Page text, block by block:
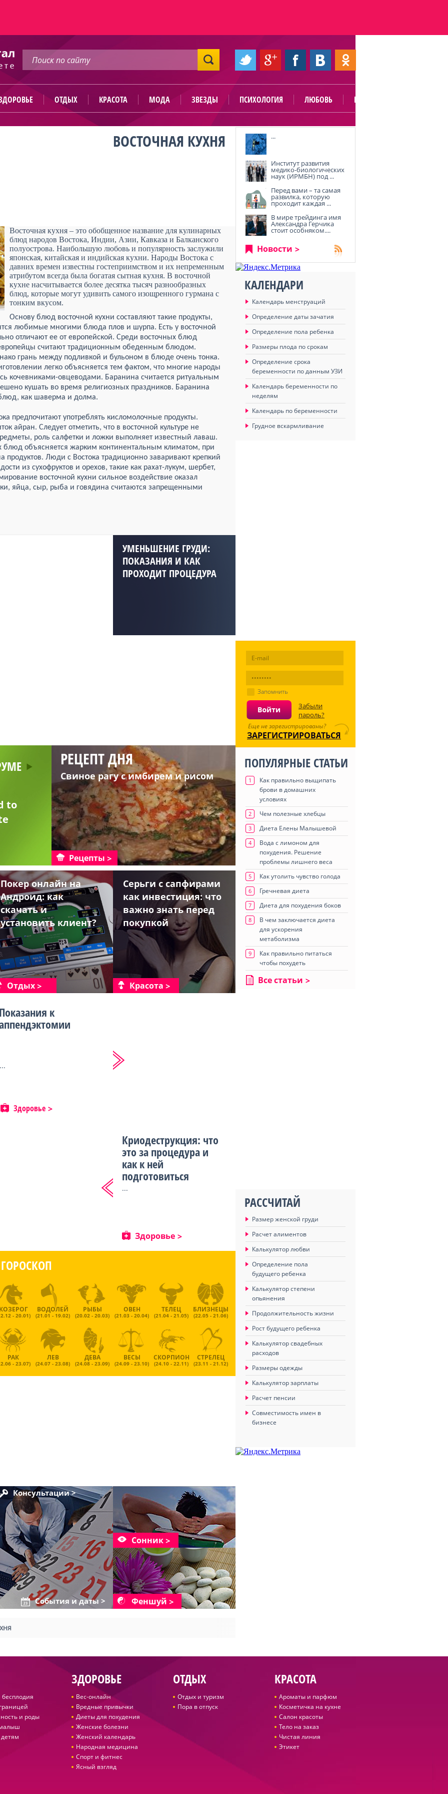
ОТДЫХ КРАСОТА МОДА ЗВЕЗДЫ ПСИХОЛОГИЯ ЛЮБОВЬ ПОЛЕЗНО
ВОСТОЧНАЯ КУХНЯ
Восточная кухня – это обобщенное название для кулинарных
блюд народов Востока, Индии, Азии, Кавказа и Балканского
полуострова. Наибольшую любовь и популярность заслужили
японская, китайская и индийская кухни. Народы Востока с
давних времен известны гостеприимством и их непременным
атрибутом всегда была богатая сытная кухня. В восточной
кухне насчитывается более десятка тысяч разнообразных
блюд, которые могут удивить самого изощренного гурмана с
тонким вкусом.
Основу блюд восточной кухни составляют такие продукты,
любимые многими блюда плов и шурпа. Есть у восточной
отличают ее от европейской. Среди восточных блюд
европейцы считают традиционным обеденным блюдом.
грань между подливкой и бульоном в блюде очень тонка.
легко объясняется тем фактом, что многие народы
кочевниками-овцеводами. Баранина считается ритуальным
кушать во время религиозных праздников. Баранина
как шаверма и долма.
предпочитают употреблять кисломолочные продукты.
айран. Следует отметить, что в восточной культуре не
роль салфетки и ложки выполняет известный лаваш.
блюд объясняется жарким континентальным климатом, при
продуктов. Люди с Востока традиционно заваривают крепкий
из сухофруктов и орехов, такие как рахат-лукум, шербет,
восточной кухни сильное воздействие оказал
яйца, сыр, рыба и говядина считаются запрещенными
УМЕНЬШЕНИЕ ГРУДИ:
ПОКАЗАНИЯ И КАК
ПРОХОДИТ ПРОЦЕДУРА
to
РЕЦЕПТ ДНЯ
Свиное рагу с имбирем и рисом
Рецепты
Покер онлайн на
Андроид: как
скачать и
установить клиент?
Отдых
Серьги с сапфирами
как инвестиция: что
важно знать перед
покупкой
Красота
к
...
Здоровье
Криодеструкция: что
это за процедура и
как к ней
подготовиться
...
Здоровье
ГОРОСКОП
- 20.01)
ВОДОЛЕЙ
(21.01 - 19.02)
РЫБЫ
(20.02 - 20.03)
ОВЕН
(21.03 - 20.04)
ТЕЛЕЦ
(21.04 - 21.05)
БЛИЗНЕЦЫ
(22.05 - 21.06)
РАК
- 23.07)
ЛЕВ
(24.07 - 23.08)
ДЕВА
(24.08 - 23.09)
ВЕСЫ
(24.09 - 23.10)
СКОРПИОН
(24.10 - 22.11)
СТРЕЛЕЦ
(23.11 - 21.12)
Консультации >
События и даты >
Сонник
Феншуй
...
Институт развития
медико-биологических
наук (ИРМБН) под ...
Перед вами – та самая
развилка, которую
проходит каждая ...
В мире трейдинга имя
Александра Герчика
стоит особняком....
Новости
КАЛЕНДАРИ
Календарь менструаций
Определение даты зачатия
Определение пола ребенка
Размеры плода по срокам
Определение срока
беременности по данным УЗИ
Календарь беременности по
неделям
Календарь по беременности
Грудное вскармливание
Запомнить
Забыли
пароль?
Еще не зарегистрированы?
ЗАРЕГИСТРИРОВАТЬСЯ
ПОПУЛЯРНЫЕ СТАТЬИ
1
Как правильно выщипать
брови в домашних
условиях
2 Чем полезные хлебцы
3 Диета Елены Малышевой
4
Вода с лимоном для
похудения. Решение
проблемы лишнего веса
5 Как утолить чувство голода
6 Гречневая диета
7 Диета для похудения боков
8
В чем заключается диета
для ускорения
метаболизма
9
Как правильно питаться
чтобы похудеть
Все статьи
РАССЧИТАЙ
Размер женской груди
Расчет алиментов
Калькулятор любви
Определение пола
будущего ребенка
Калькулятор степени
опьянения
Продолжительность жизни
Рост будущего ребенка
Калькулятор свадебных
расходов
Размеры одежды
Калькулятор зарплаты
Расчет пенсии
Совместимость имен в
бизнесе
и роды
ЗДОРОВЬЕ
Вес-онлайн
Вредные привычки
Диеты для похудения
Женские болезни
Женский календарь
Народная медицина
Спорт и фитнес
Ясный взгляд
ОТДЫХ
Отдых и туризм
Пора в отпуск
КРАСОТА
Ароматы и парфюм
Косметичка на кухне
Салон красоты
Тело на заказ
Чистая линия
Этикет